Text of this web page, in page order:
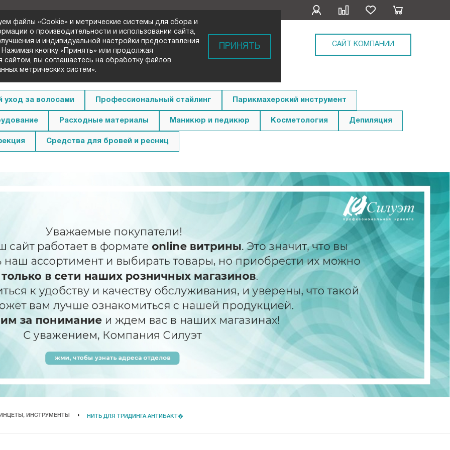
72-33-00 САЙТ КОМПАНИИ
уход за волосами Профессиональный стайлинг Парикмахерский инструмент
Расходные материалы Маникюр и педикюр Косметология Депиляция
Средства для бровей и ресниц
ИНСТРУМЕНТЫ НИТЬ ДЛЯ ТРИДИНГА АНТИБАКТ�
файлы «Cookie» и метрические системы для сбора и
о производительности и использовании сайта,
и индивидуальной настройки предоставления
кнопку «Принять» или продолжая
сайтом, вы соглашаетесь на обработку файлов
метрических систем».
ПРИНЯТЬ